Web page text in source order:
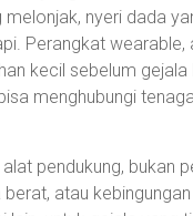
nyeri dada
Perangkat
kecil sebelum
menghubungi
pendukung, bukan
atau